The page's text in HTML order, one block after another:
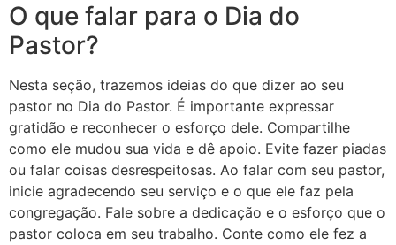
O que falar para o Dia do
Pastor?
Nesta seção, trazemos ideias do que dizer ao seu
pastor no Dia do Pastor. É importante expressar
gratidão e reconhecer o esforço dele. Compartilhe
como ele mudou sua vida e dê apoio. Evite fazer piadas
ou falar coisas desrespeitosas. Ao falar com seu pastor,
inicie agradecendo seu serviço e o que ele faz pela
congregação. Fale sobre a dedicação e o esforço que o
pastor coloca em seu trabalho. Conte como ele fez a